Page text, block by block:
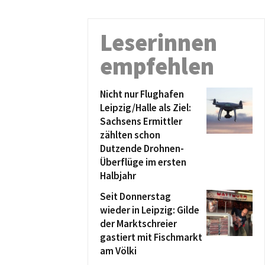
Leserinnen
empfehlen
Nicht nur Flughafen
Leipzig/Halle als Ziel:
Sachsens Ermittler
zählten schon
Dutzende Drohnen-
Überflüge im ersten
Halbjahr
Seit Donnerstag
wieder in Leipzig: Gilde
der Marktschreier
gastiert mit Fischmarkt
am Völki